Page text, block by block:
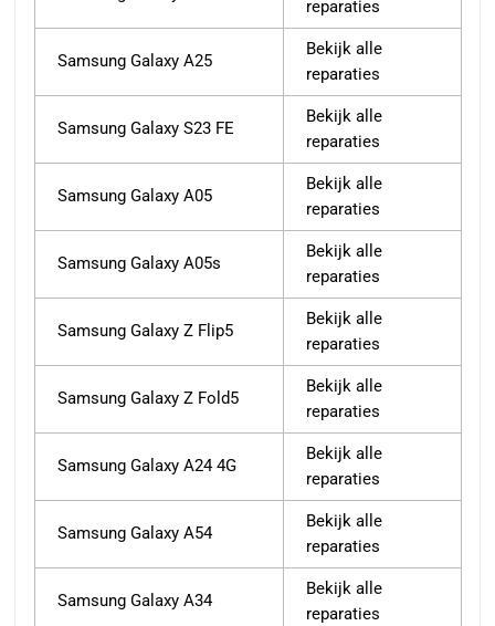
reparaties
Samsung Galaxy A25
Bekijk alle
reparaties
Samsung Galaxy S23 FE
Bekijk alle
reparaties
Samsung Galaxy A05
Bekijk alle
reparaties
Samsung Galaxy A05s
Bekijk alle
reparaties
Samsung Galaxy Z Flip5
Bekijk alle
reparaties
Samsung Galaxy Z Fold5
Bekijk alle
reparaties
Samsung Galaxy A24 4G
Bekijk alle
reparaties
Samsung Galaxy A54
Bekijk alle
reparaties
Samsung Galaxy A34
Bekijk alle
reparaties